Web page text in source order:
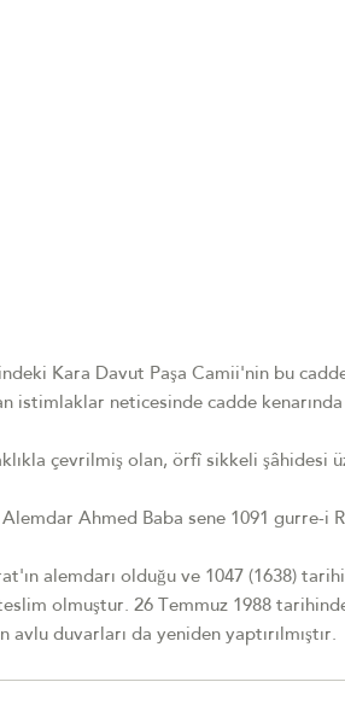
Kara Davut Paşa Camii'nin bu
istimlaklar neticesinde cadde kenarında
çevrilmiş olan, örfî sikkeli şâhidesi
Ahmed Baba sene 1091 gurre-i
alemdarı olduğu ve 1047 (1638)
olmuştur. 26 Temmuz 1988
avlu duvarları da yeniden yaptırılmıştır.